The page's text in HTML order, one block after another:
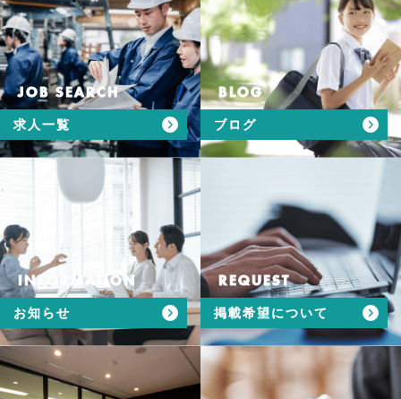
JOB SEARCH
求人一覧
BLOG
ブログ
INFORMATION
お知らせ
REQUEST
掲載希望について